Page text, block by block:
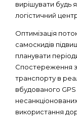
вирішувати будь
логістичний
Оптимізація
самоскидів
планувати
Спостереження
транспорту в
вбудованого
використання